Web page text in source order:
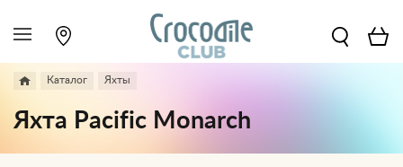
Каталог Яхты
Яхта Pacific Monarch